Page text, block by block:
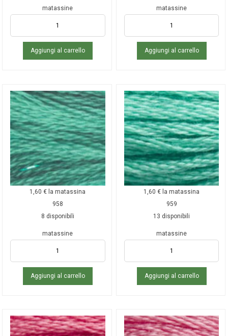
matassine
Aggiungi al carrello
matassine
Aggiungi al carrello
1,60€ la matassina
958
8 disponibili
matassine
Aggiungi al carrello
1,60€ la matassina
959
13 disponibili
matassine
Aggiungi al carrello